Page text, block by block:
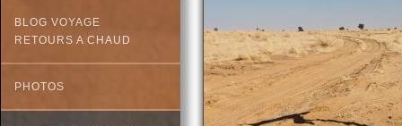
BLOG VOYAGE
RETOURS A CHAUD
PHOTOS